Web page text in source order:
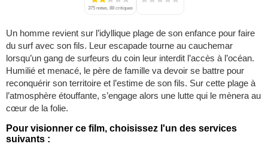
375 notes, 88 critiques
Un homme revient sur l’idyllique plage de son enfance pour faire
du surf avec son fils. Leur escapade tourne au cauchemar
lorsqu’un gang de surfeurs du coin leur interdit l’accès à l’océan.
Humilié et menacé, le père de famille va devoir se battre pour
reconquérir son territoire et l’estime de son fils. Sur cette plage à
l’atmosphère étouffante, s’engage alors une lutte qui le mènera au
cœur de la folie.
Pour visionner ce film, choisissez l'un des services
suivants :